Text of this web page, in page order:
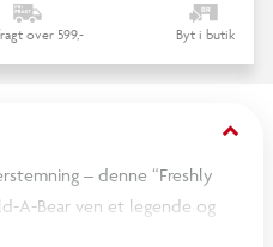
over 599,- Byt i butik
keyboard_arrow_down
– denne “Freshly
A-Bear ven et legende og